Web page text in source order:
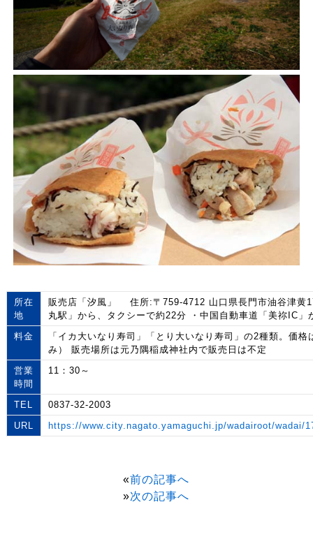
所在
地
販売店「汐風」 住所:〒759-4712 山口県長門市油谷津黄
丸駅」から、タクシーで約22分 ・中国自動車道「美祢IC」
料金
「イカ大いなり寿司」「とり大いなり寿司」の2種類。価
み） 販売場所は元乃隅稲成神社内で販売日は不定
営業
時間
11：30～
TEL
0837-32-2003
URL
https://www.city.nagato.yamaguchi.jp/wadairoot/wadai/
«前の記事へ
»次の記事へ